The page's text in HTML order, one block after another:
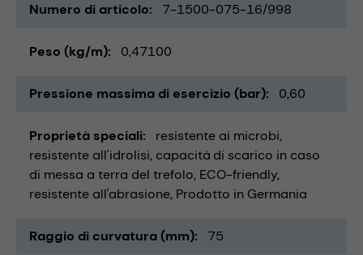
Numero di articolo 7-1500-075-16/998
Peso (kg/m) 0,47100
Pressione massima di esercizio (bar) 0,60
Proprietà speciali
resistente ai microbi
resistente all'idrolisi capacità di scarico in caso
di messa a terra del trefolo ECO-friendly
resistente all'abrasione Prodotto in Germania
Raggio di curvatura (mm) 75